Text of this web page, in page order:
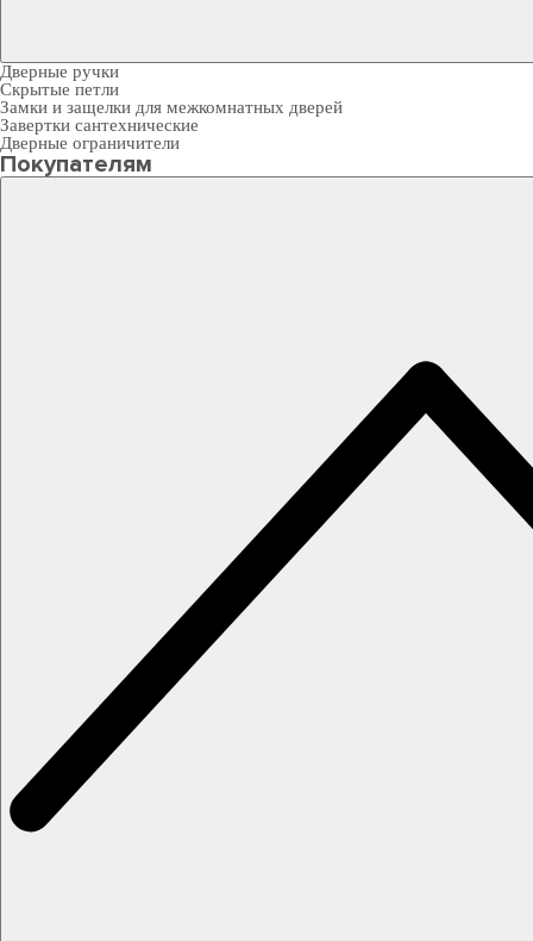
Дверные ручки
Скрытые петли
Замки и защелки для межкомнатных дверей
Завертки сантехнические
Дверные ограничители
Покупателям